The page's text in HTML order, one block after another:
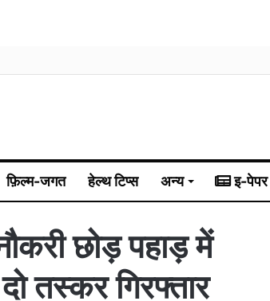
फ़िल्म-जगत हेल्थ टिप्स अन्य इ-पेपर
छोड़ पहाड़ में
तस्कर गिरफ्तार